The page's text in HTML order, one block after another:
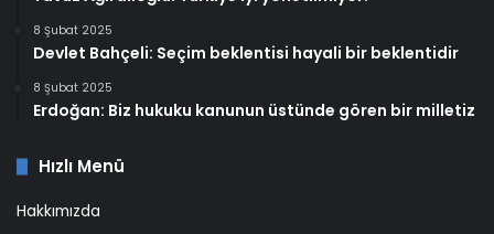
8 Şubat 2025
Devlet Bahçeli: Seçim beklentisi hayali bir beklentidir
8 Şubat 2025
Erdoğan: Biz hukuku kanunun üstünde gören bir milletiz
Hızlı Menü
Hakkımızda